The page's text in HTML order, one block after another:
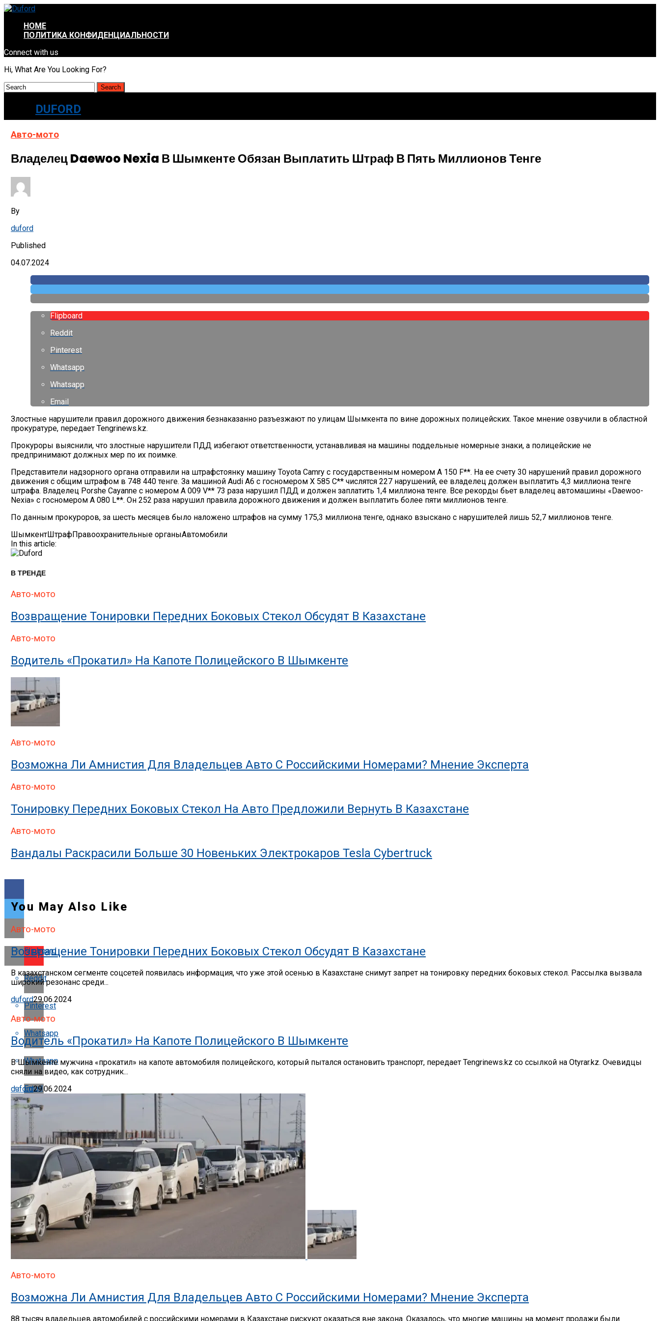
HOME
ПОЛИТИКА КОНФИДЕНЦИАЛЬНОСТИ
Connect with us
Hi, What Are You Looking For?
DUFORD
Авто-мото
Владелец Daewoo Nexia В Шымкенте Обязан Выплатить Штраф В Пять Миллионов Тенге
By
duford
Published
04.07.2024
Flipboard
Reddit
Pinterest
Whatsapp
Whatsapp
Email
Злостные нарушители правил дорожного движения безнаказанно разъезжают по улицам Шымкента по вине дорожных полицейских. Такое мнение озвучили в областной
прокуратуре, передает Tengrinews.kz.
Прокуроры выяснили, что злостные нарушители ПДД избегают ответственности, устанавливая на машины поддельные номерные знаки, а полицейские не
предпринимают должных мер по их поимке.
Представители надзорного органа отправили на штрафстоянку машину Toyota Camry с государственным номером А 150 F**. На ее счету 30 нарушений правил дорожного
движения с общим штрафом в 748 440 тенге. За машиной Audi А6 с госномером X 585 C** числятся 227 нарушений, ее владелец должен выплатить 4,3 миллиона тенге
штрафа. Владелец Porshe Cayanne с номером А 009 V** 73 раза нарушил ПДД и должен заплатить 1,4 миллиона тенге. Все рекорды бьет владелец автомашины «Daewoo-
Nexia» с госномером А 080 L**. Он 252 раза нарушил правила дорожного движения и должен выплатить более пяти миллионов тенге.
По данным прокуроров, за шесть месяцев было наложено штрафов на сумму 175,3 миллиона тенге, однако взыскано с нарушителей лишь 52,7 миллионов тенге.
ШымкентШтрафПравоохранительные органыАвтомобили
In this article:
В ТРЕНДЕ
Авто-мото
Возвращение Тонировки Передних Боковых Стекол Обсудят В Казахстане
Авто-мото
Водитель «прокатил» На Капоте Полицейского В Шымкенте
Авто-мото
Возможна Ли Амнистия Для Владельцев Авто С Российскими Номерами? Мнение Эксперта
Авто-мото
Тонировку Передних Боковых Стекол На Авто Предложили Вернуть В Казахстане
Авто-мото
Вандалы Раскрасили Больше 30 Новеньких Электрокаров Tesla Cybertruck
Flipboard
Reddit
Pinterest
Whatsapp
Whatsapp
Email
You May Also Like
Авто-мото
Возвращение Тонировки Передних Боковых Стекол Обсудят В Казахстане
В казахстанском сегменте соцсетей появилась информация, что уже этой осенью в Казахстане снимут запрет на тонировку передних боковых стекол. Рассылка вызвала
широкий резонанс среди...
duford29.06.2024
Авто-мото
Водитель «прокатил» На Капоте Полицейского В Шымкенте
В Шымкенте мужчина «прокатил» на капоте автомобиля полицейского, который пытался остановить транспорт, передает Tengrinews.kz со ссылкой на Otyrar.kz. Очевидцы
сняли на видео, как сотрудник...
duford29.06.2024
Авто-мото
Возможна Ли Амнистия Для Владельцев Авто С Российскими Номерами? Мнение Эксперта
88 тысяч владельцев автомобилей с российскими номерами в Казахстане рискуют оказаться вне закона. Оказалось, что многие машины на момент продажи были